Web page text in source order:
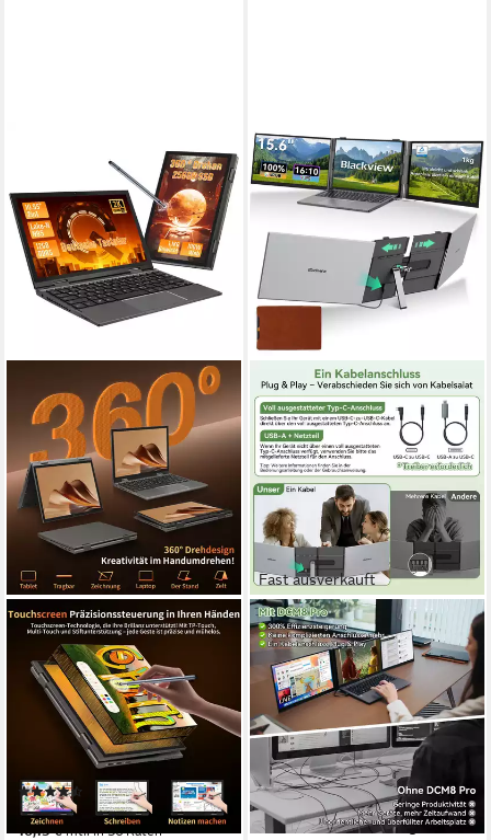
LONGEVINCE
10,95'' 2-in-1 N95 Laptop,
12GB DDR5, Touchscreen
Notebook
10.95 Zoll Bildschirmdiagonale
Arbeitsspeicher
Speicherkapazität
(4)
ab 449,99 € UVP642,99 €
16,15 €mtl. in 36 Raten
Fast ausverkauft
BLACKVIEW
D8 Pro 15,6" FHD, Dual-
Screen Tragbarer Monitor,
Nur ein Kabel, für Notebook
15.6 Zoll Bildschirmdiagonale
299,99 € UVP739,99 €
14,90 €mtl. in 24 Raten
-59%
lieferbar - in 3-4 Werktagen bei dir